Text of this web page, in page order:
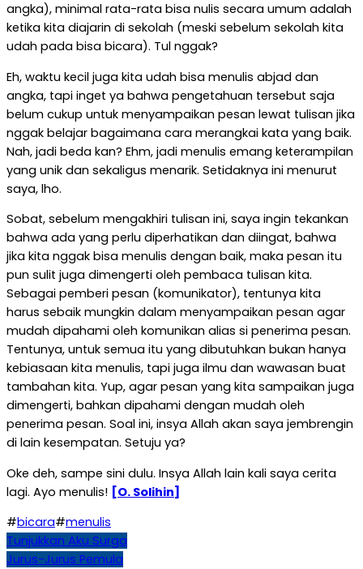
angka), minimal rata-rata bisa nulis secara umum adalah
ketika kita diajarin di sekolah (meski sebelum sekolah kita
udah pada bisa bicara). Tul nggak?
Eh, waktu kecil juga kita udah bisa menulis abjad dan
angka, tapi inget ya bahwa pengetahuan tersebut saja
belum cukup untuk menyampaikan pesan lewat tulisan jika
nggak belajar bagaimana cara merangkai kata yang baik.
Nah, jadi beda kan? Ehm, jadi menulis emang keterampilan
yang unik dan sekaligus menarik. Setidaknya ini menurut
saya, lho.
Sobat, sebelum mengakhiri tulisan ini, saya ingin tekankan
bahwa ada yang perlu diperhatikan dan diingat, bahwa
jika kita nggak bisa menulis dengan baik, maka pesan itu
pun sulit juga dimengerti oleh pembaca tulisan kita.
Sebagai pemberi pesan (komunikator), tentunya kita
harus sebaik mungkin dalam menyampaikan pesan agar
mudah dipahami oleh komunikan alias si penerima pesan.
Tentunya, untuk semua itu yang dibutuhkan bukan hanya
kebiasaan kita menulis, tapi juga ilmu dan wawasan buat
tambahan kita. Yup, agar pesan yang kita sampaikan juga
dimengerti, bahkan dipahami dengan mudah oleh
penerima pesan. Soal ini, insya Allah akan saya jembrengin
di lain kesempatan. Setuju ya?
Oke deh, sampe sini dulu. Insya Allah lain kali saya cerita
lagi. Ayo menulis! [O. Solihin]
#bicara#menulis
Navigasi
Tunjukkan Aku Surga
Jurus-Jurus Pemula